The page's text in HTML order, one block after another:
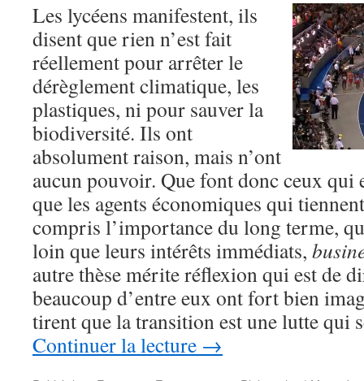
Les lycéens manifestent, ils
disent que rien n’est fait
réellement pour arrêter le
dérèglement climatique, les
plastiques, ni pour sauver la
biodiversité. Ils ont
absolument raison, mais n’ont
aucun pouvoir. Que font donc ceux qui
que les agents économiques qui
compris l’importance du long terme,
loin que leurs intérêts immédiats,
autre thèse mérite réflexion qui est de
beaucoup d’entre eux ont fort bien
tirent que la transition est une lutte qui
Continuer la lecture →